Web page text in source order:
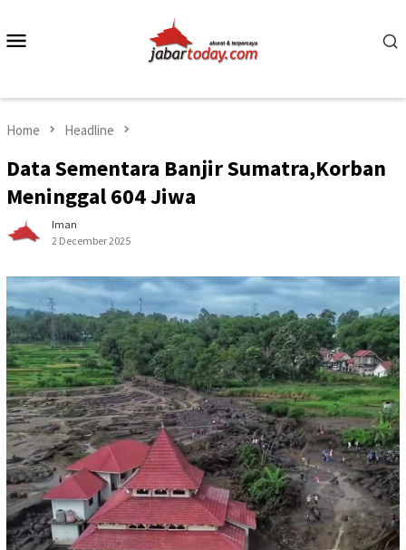
content
Home Headline
Data Sementara Banjir Sumatra,Korban
Meninggal 604 Jiwa
Iman
2 December 2025